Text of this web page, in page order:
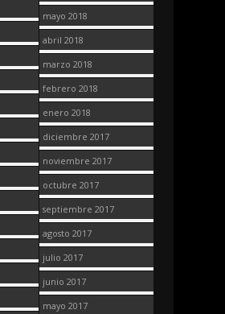
mayo 2018
abril 2018
marzo 2018
febrero 2018
enero 2018
diciembre 2017
noviembre 2017
octubre 2017
septiembre 2017
agosto 2017
julio 2017
junio 2017
mayo 2017